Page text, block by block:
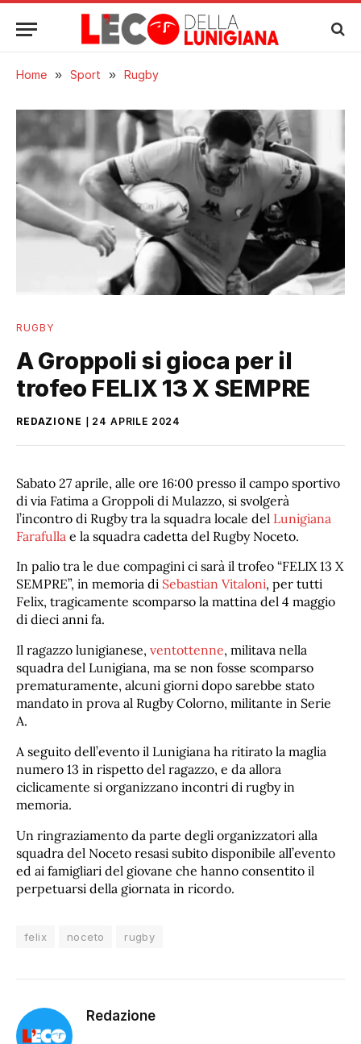
Home » Sport » Rugby
RUGBY
A Groppoli si gioca per il
trofeo FELIX 13 X SEMPRE
REDAZIONE 24 APRILE 2024
Sabato 27 aprile, alle ore 16:00 presso il campo sportivo
di via Fatima a Groppoli di Mulazzo, si svolgerà
l’incontro di Rugby tra la squadra locale del Lunigiana
Farafulla e la squadra cadetta del Rugby Noceto.
In palio tra le due compagini ci sarà il trofeo “FELIX 13 X
SEMPRE”, in memoria di Sebastian Vitaloni, per tutti
Felix, tragicamente scomparso la mattina del 4 maggio
di dieci anni fa.
Il ragazzo lunigianese, ventottenne, militava nella
squadra del Lunigiana, ma se non fosse scomparso
prematuramente, alcuni giorni dopo sarebbe stato
mandato in prova al Rugby Colorno, militante in Serie
A.
A seguito dell’evento il Lunigiana ha ritirato la maglia
numero 13 in rispetto del ragazzo, e da allora
ciclicamente si organizzano incontri di rugby in
memoria.
Un ringraziamento da parte degli organizzatori alla
squadra del Noceto resasi subito disponibile all’evento
ed ai famigliari del giovane che hanno consentito il
perpetuarsi della giornata in ricordo.
felix noceto rugby
Redazione